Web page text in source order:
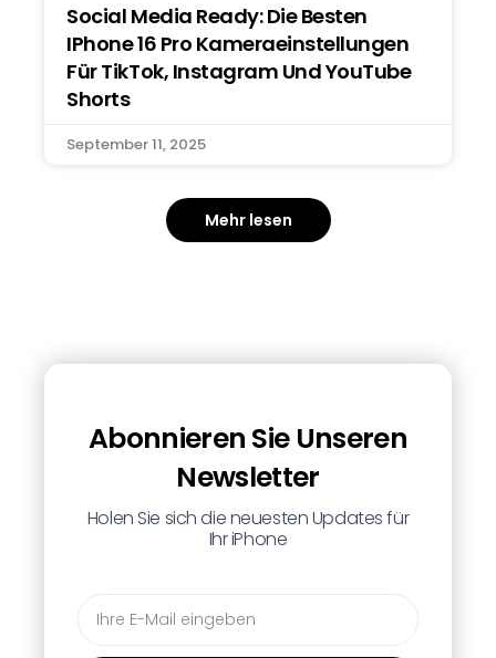
Social Media Ready: Die Besten
IPhone 16 Pro Kameraeinstellungen
Für TikTok, Instagram Und YouTube
Shorts
September 11, 2025
Mehr lesen
Abonnieren Sie Unseren
Newsletter
Holen Sie sich die neuesten Updates für
Ihr iPhone